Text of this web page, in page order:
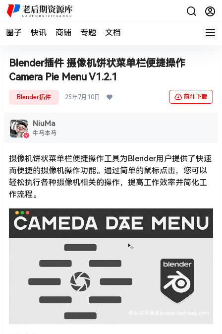
圈子 快讯 商铺 专题 文档
Blender插件 摄像机饼状菜单栏便捷操作
Camera Pie Menu V1.2.1
Blender插件 25年7月10日 前往下载
NiuMa
牛马本马
摄像机饼状菜单栏便捷操作工具为Blender用户提供了快速
而便捷的摄像机操作功能。通过简单的鼠标点击，您可以
轻松执行各种摄像机相关的操作，提高工作效率并简化工
作流程。